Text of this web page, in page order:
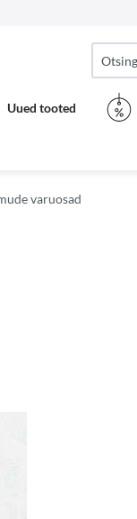
Uued tooted
varuosad